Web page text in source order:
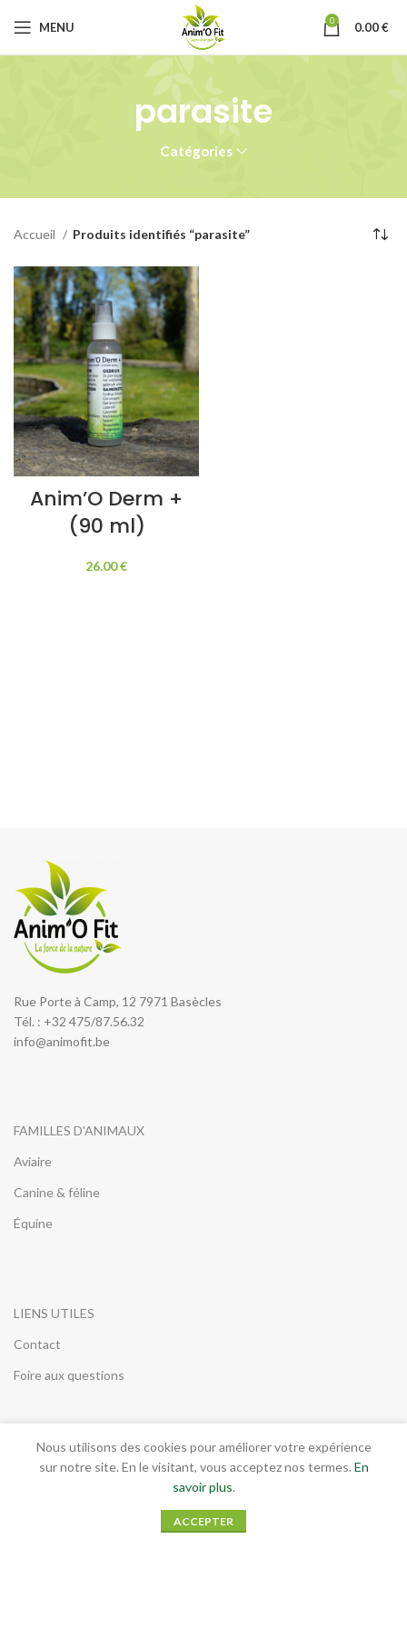
MENU 0 0.00€
parasite
Catégories
Accueil Produits identifiés “parasite”
Anim’O Derm +
(90 ml)
26.00€
Rue Porte à Camp, 12 7971 Basècles
Tél. : +32 475/87.56.32
info@animofit.be
FAMILLES D'ANIMAUX
Aviaire
Canine & féline
Équine
LIENS UTILES
Contact
Foire aux questions
INFORMATIONS LEGALES
Conditions générales de vente
Nous utilisons des cookies pour améliorer votre expérience
sur notre site. En le visitant, vous acceptez nos termes. En
savoir plus.
ACCEPTER